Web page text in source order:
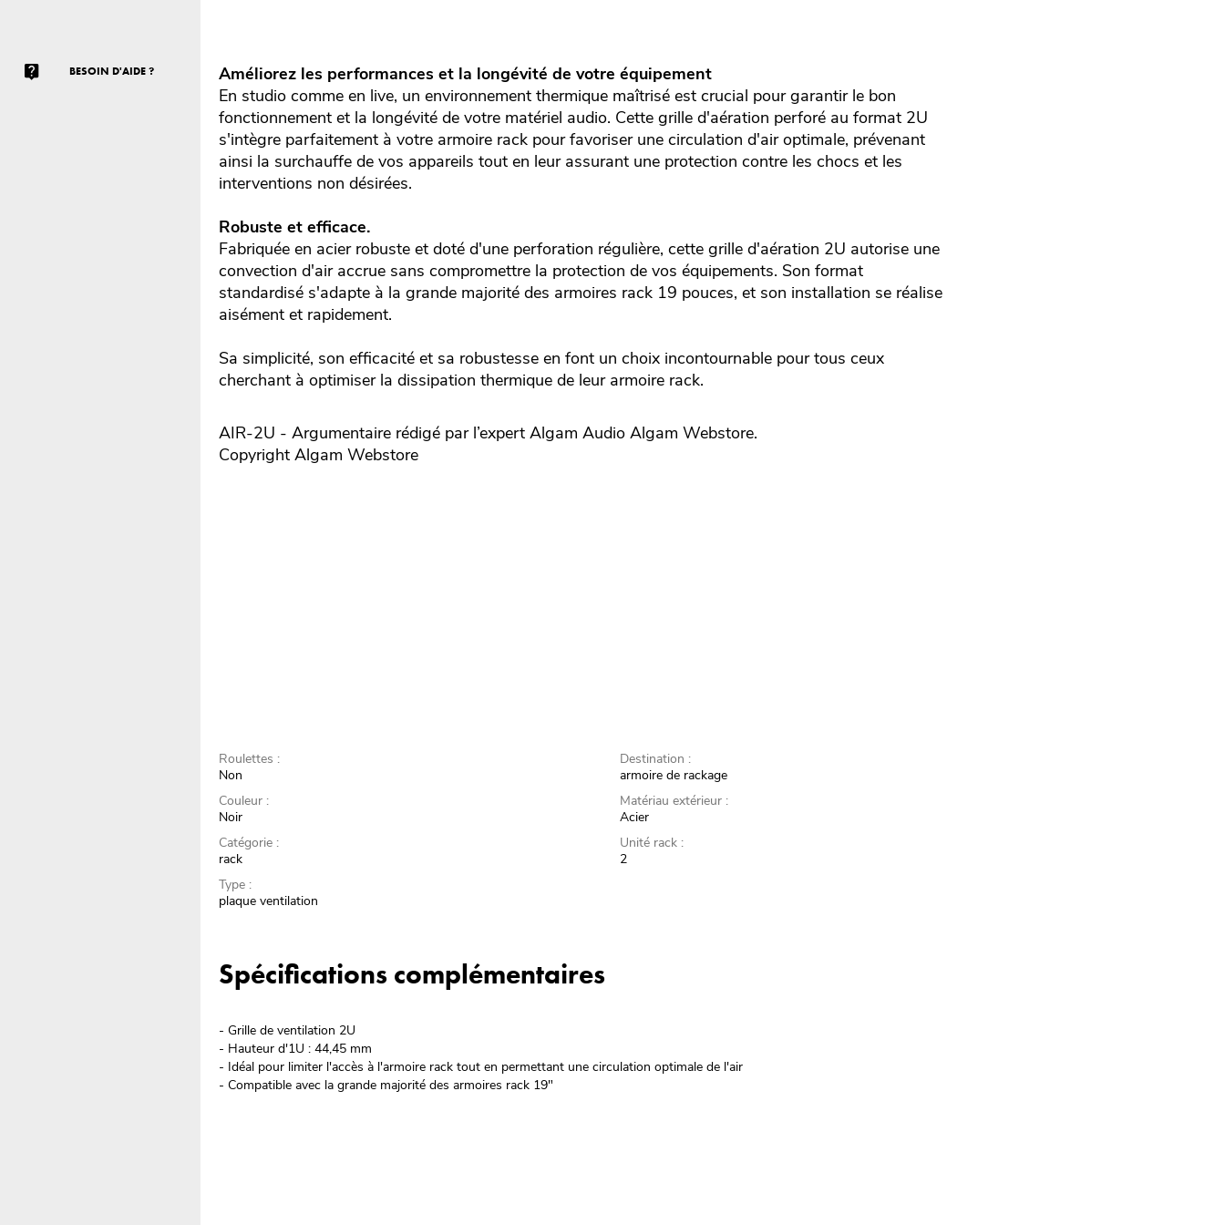
BESOIN D'AIDE ?
Améliorez les performances et la longévité de votre équipement
En studio comme en live, un environnement thermique maîtrisé est crucial pour garantir le bon
fonctionnement et la longévité de votre matériel audio. Cette grille d'aération perforé au format 2U
s'intègre parfaitement à votre armoire rack pour favoriser une circulation d'air optimale, prévenant
ainsi la surchauffe de vos appareils tout en leur assurant une protection contre les chocs et les
interventions non désirées.
Robuste et efficace.
Fabriquée en acier robuste et doté d'une perforation régulière, cette grille d'aération 2U autorise une
convection d'air accrue sans compromettre la protection de vos équipements. Son format
standardisé s'adapte à la grande majorité des armoires rack 19 pouces, et son installation se réalise
aisément et rapidement.
Sa simplicité, son efficacité et sa robustesse en font un choix incontournable pour tous ceux
cherchant à optimiser la dissipation thermique de leur armoire rack.
AIR-2U - Argumentaire rédigé par l’expertAlgam Audio Algam Webstore.
Copyright Algam Webstore
Roulettes :
Non
Couleur :
Noir
Catégorie :
rack
Type :
plaque ventilation
Destination :
armoire de rackage
Matériau extérieur :
Acier
Unité rack :
2
Spécifications complémentaires
- Grille de ventilation 2U
- Hauteur d'1U : 44,45 mm
- Idéal pour limiter l'accès à l'armoire rack tout en permettant une circulation optimale de l'air
- Compatible avec la grande majorité des armoires rack 19"